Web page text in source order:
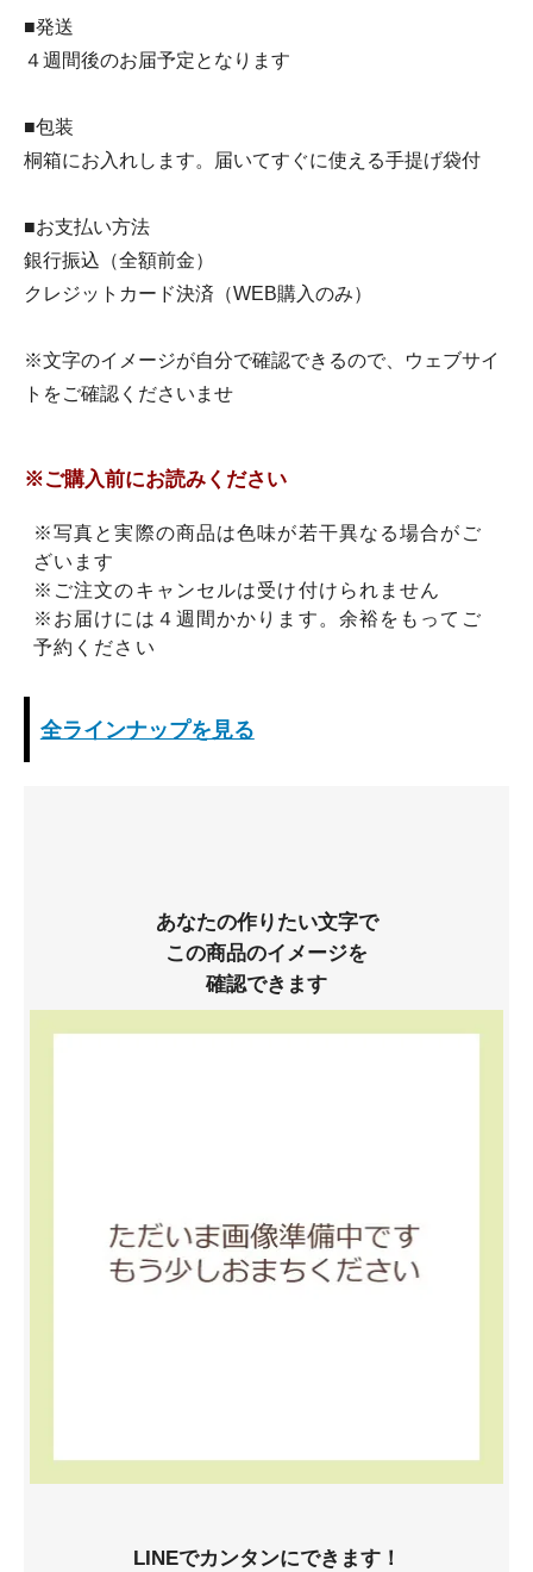
■発送
４週間後のお届予定となります
■包装
桐箱にお入れします。届いてすぐに使える手提げ袋付
■お支払い方法
銀行振込（全額前金）
クレジットカード決済（WEB購入のみ）
※文字のイメージが自分で確認できるので、ウェブサイ
トをご確認くださいませ
※ご購入前にお読みください
※写真と実際の商品は色味が若干異なる場合がご
ざいます
※ご注文のキャンセルは受け付けられません
※お届けには４週間かかります。余裕をもってご
予約ください
全ラインナップを見る
あなたの作りたい文字で
この商品のイメージを
確認できます
LINEでカンタンにできます！